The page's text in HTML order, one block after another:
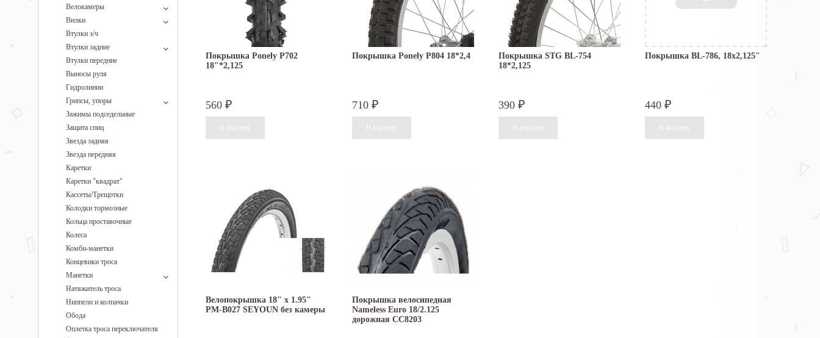
Велокамеры
Вилки
Втулки з/ч
Втулки задние
Втулки передние
Выносы руля
Гидролинии
Грипсы, упоры
Зажимы подседельные
Защита спиц
Звезда задняя
Звезда передняя
Каретки
Каретки "квадрат"
Кассеты/Трещотки
Колодки тормозные
Кольца проставочные
Колеса
Комби-манетки
Концевики троса
Манетки
Натяжитель троса
Ниппели и колпачки
Обода
Оплетка троса переключателя
Покрышка Ponely P702
18"*2,125
560 ₽
Покрышка Ponely P804 18*2,4
710 ₽
Покрышка STG BL-754
18*2,125
390 ₽
Покрышка BL-786, 18x2,125"
440 ₽
Велопокрышка 18" x 1.95"
PM-B027 SEYOUN без камеры
Покрышка велосипедная
Nameless Euro 18/2.125
дорожная СС8203